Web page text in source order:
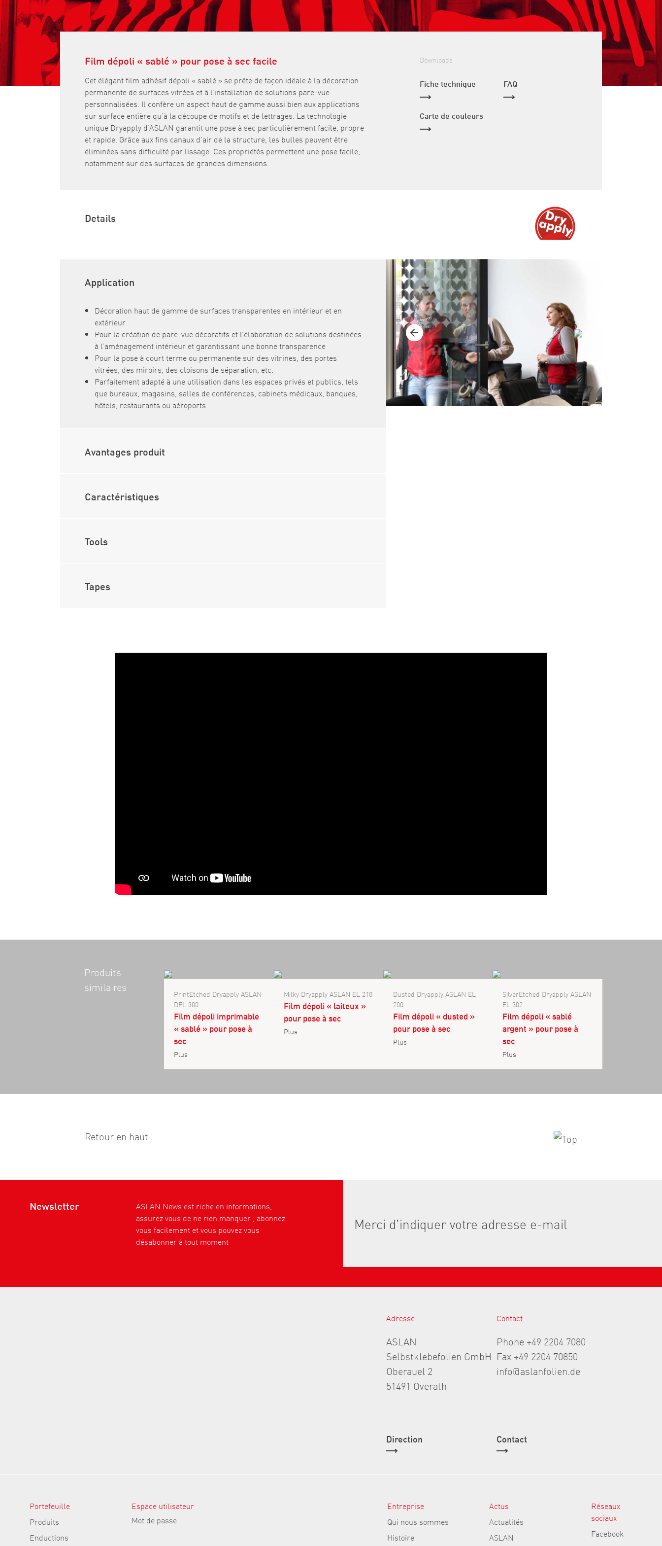
Film dépoli « sablé » pour pose à sec facile
Cet élégant film adhésif dépoli « sablé » se prête de façon idéale à la décoration
permanente de surfaces vitrées et à l’installation de solutions pare-vue
personnalisées. Il confère un aspect haut de gamme aussi bien aux applications
sur surface entière qu’à la découpe de motifs et de lettrages. La technologie
unique Dryapply d’ASLAN garantit une pose à sec particulièrement facile, propre
et rapide. Grâce aux fins canaux d’air de la structure, les bulles peuvent être
éliminées sans difficulté par lissage. Ces propriétés permettent une pose facile,
notamment sur des surfaces de grandes dimensions.
Downloads
Fiche technique FAQ
Carte de couleurs
Details
Application
Décoration haut de gamme de surfaces transparentes en intérieur et en
extérieur
Pour la création de pare-vue décoratifs et l’élaboration de solutions destinées
à l’aménagement intérieur et garantissant une bonne transparence
Pour la pose à court terme ou permanente sur des vitrines, des portes
vitrées, des miroirs, des cloisons de séparation, etc.
Parfaitement adapté à une utilisation dans les espaces privés et publics, tels
que bureaux, magasins, salles de conférences, cabinets médicaux, banques,
hôtels, restaurants ou aéroports
Avantages produit
Caractéristiques
Tools
Tapes
Produits
similaires
PrintEtched Dryapply ASLAN
DFL 300
Film dépoli imprimable
« sablé » pour pose à
sec
Plus
Milky Dryapply ASLAN EL 210
Film dépoli « laiteux »
pour pose à sec
Plus
Dusted Dryapply ASLAN EL
200
Film dépoli « dusted »
pour pose à sec
Plus
SilverEtched Dryapply ASLAN
EL 302
Film dépoli « sablé
argent » pour pose à
sec
Plus
Retour en haut
Newsletter
ASLAN News est riche en informations,
assurez vous de ne rien manquer , abonnez
vous facilement et vous pouvez vous
désabonner à tout moment
Adresse
ASLAN
Selbstklebefolien GmbH
Oberauel 2
51491 Overath
Direction
Contact
Phone +49 2204 7080
Fax +49 2204 70850
info@aslanfolien.de
Contact
Portefeuille
Produits
Enductions
Espace utilisateur
Mot de passe
Entreprise
Qui nous sommes
Histoire
Actus
Actualités
ASLAN
Réseaux
sociaux
Facebook